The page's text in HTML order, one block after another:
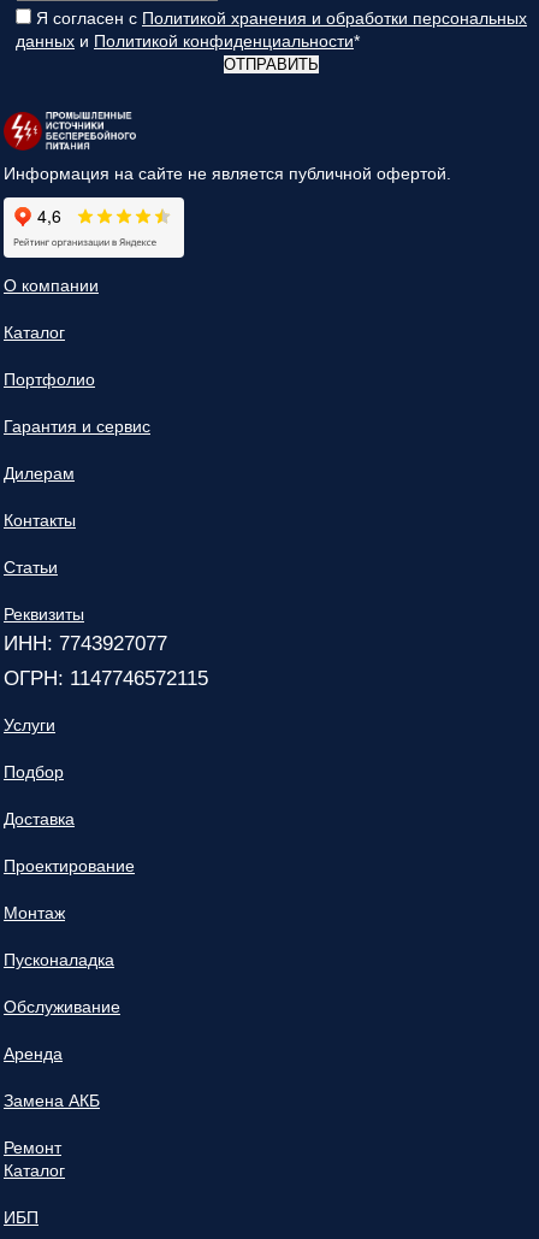
Я согласен с Политикой хранения и обработки персональных
данных и Политикой конфиденциальности*
ОТПРАВИТЬ
Информация на сайте не является публичной офертой.
О компании
Каталог
Портфолио
Гарантия и сервис
Дилерам
Контакты
Статьи
Реквизиты
ИНН: 7743927077
ОГРН: 1147746572115
Услуги
Подбор
Доставка
Проектирование
Монтаж
Пусконаладка
Обслуживание
Аренда
Замена АКБ
Ремонт
Каталог
ИБП